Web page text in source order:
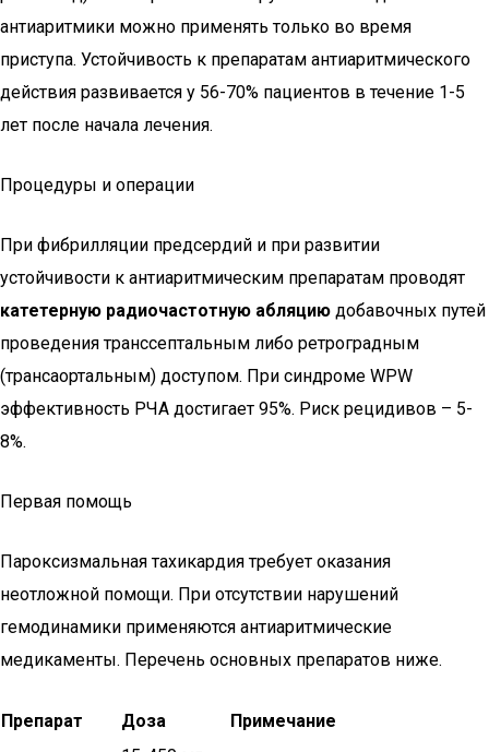
антиаритмики можно применять только во время
приступа. Устойчивость к препаратам антиаритмического
действия развивается у 56-70% пациентов в течение 1-5
лет после начала лечения.
Процедуры и операции
При фибрилляции предсердий и при развитии
устойчивости к антиаритмическим препаратам проводят
катетерную радиочастотную абляцию добавочных путей
проведения транссептальным либо ретроградным
(трансаортальным) доступом. При синдроме WPW
эффективность РЧА достигает 95%. Риск рецидивов – 5-
8%.
Первая помощь
Пароксизмальная тахикардия требует оказания
неотложной помощи. При отсутствии нарушений
гемодинамики применяются антиаритмические
медикаменты. Перечень основных препаратов ниже.
Препарат Доза Примечание